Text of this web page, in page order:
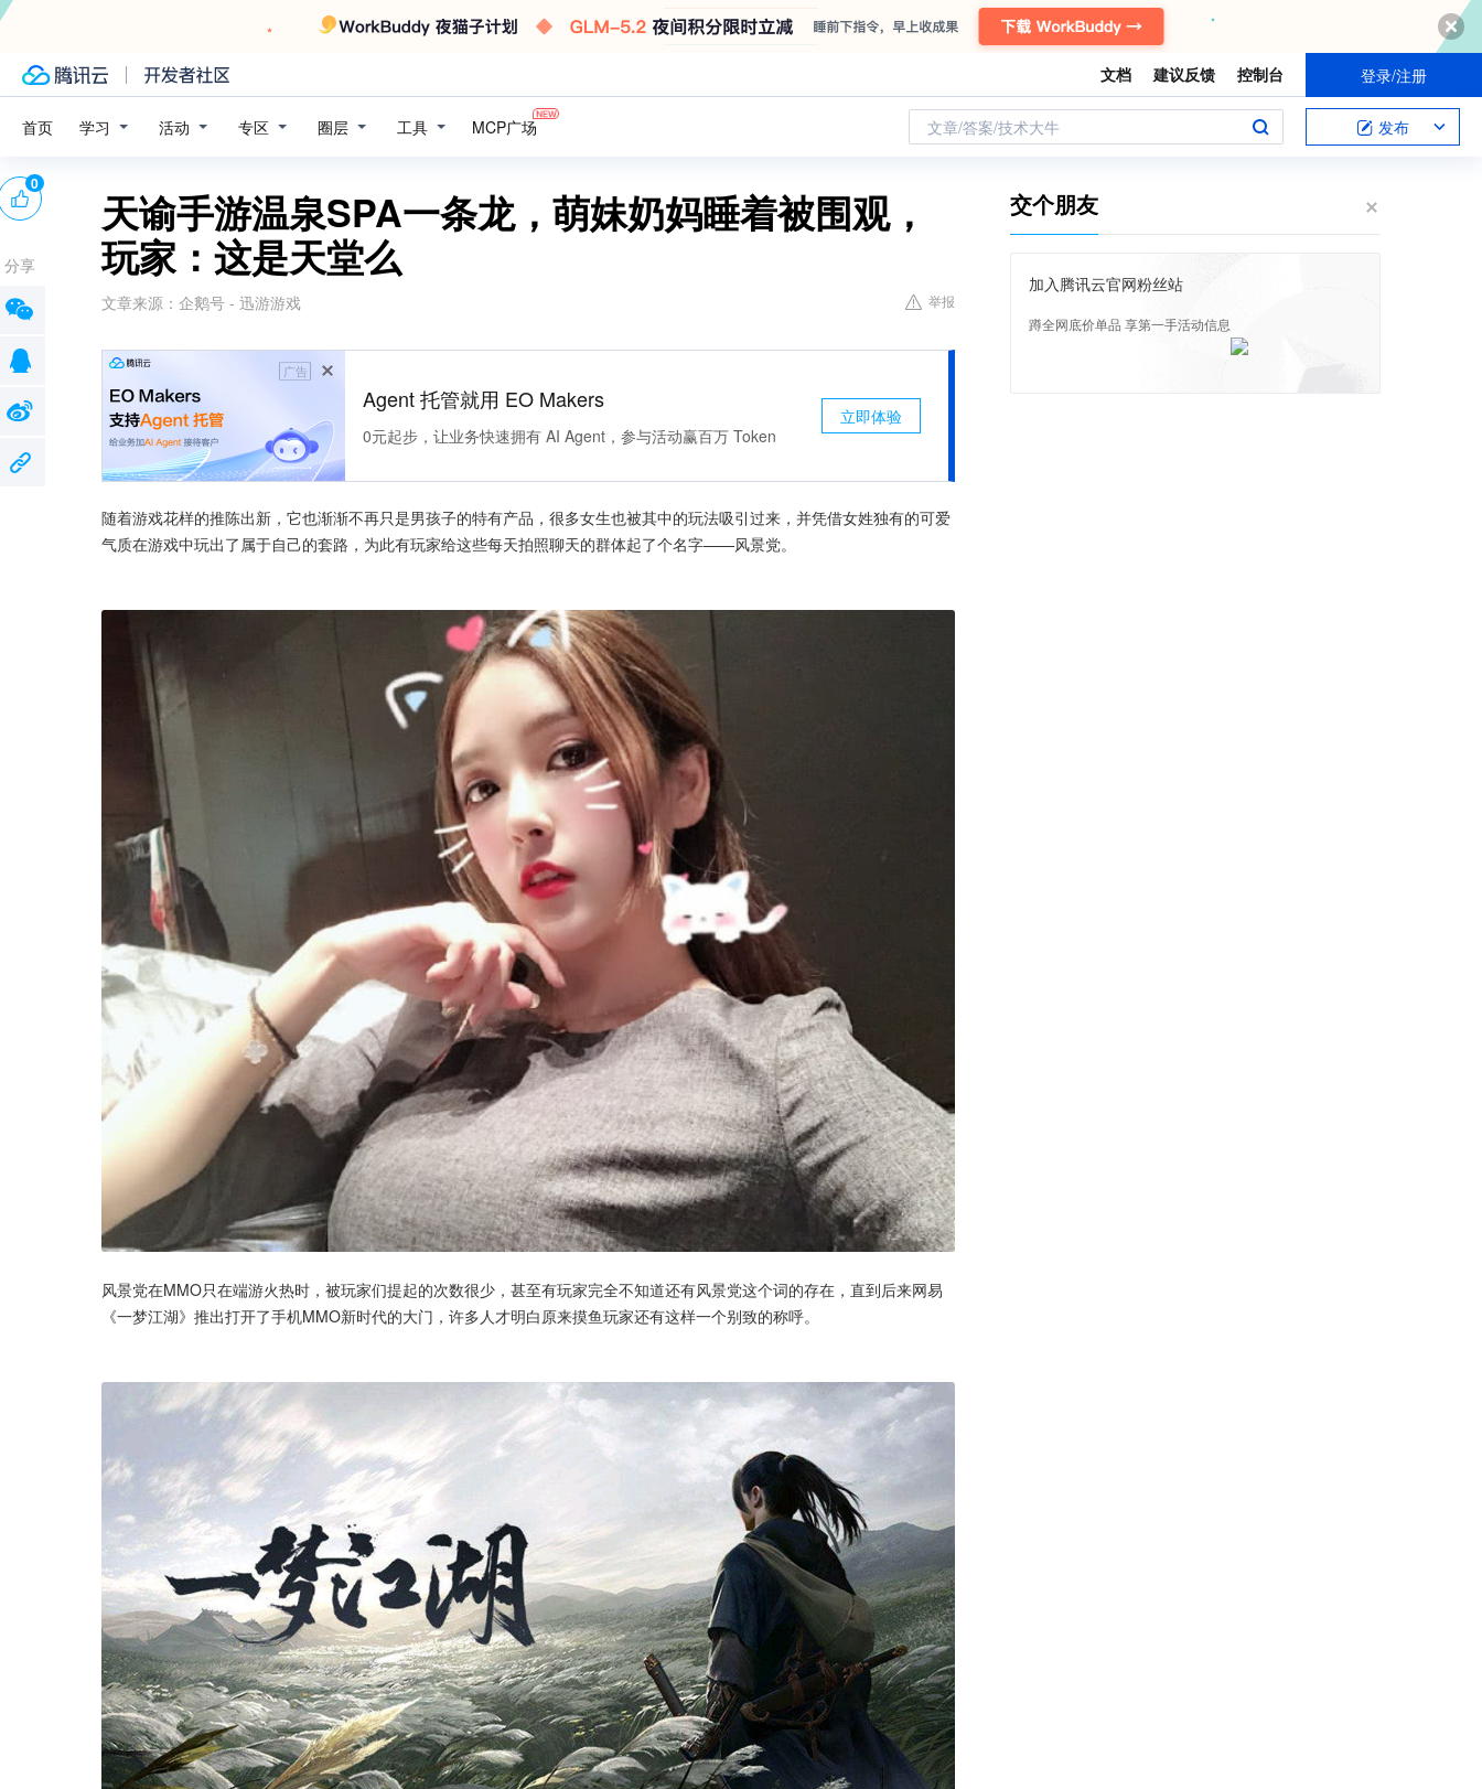
文档 建议反馈 控制台 登录/注册
首页 学习 活动 专区 圈层 工具 MCP广场 文章/答案/技术大牛 发布
天谕手游温泉SPA一条龙，萌妹奶妈睡着被围观，
玩家：这是天堂么
文章来源： 企鹅号 - 迅游游戏 举报
广告
Agent 托管就用 EO Makers
0元起步，让业务快速拥有 AI Agent，参与活动赢百万 Token
立即体验
随着游戏花样的推陈出新，它也渐渐不再只是男孩子的特有产品，很多女生也被其中的玩法吸引过来，并凭借女姓独有的可爱
气质在游戏中玩出了属于自己的套路，为此有玩家给这些每天拍照聊天的群体起了个名字——风景党。
风景党在MMO只在端游火热时，被玩家们提起的次数很少，甚至有玩家完全不知道还有风景党这个词的存在，直到后来网易
《一梦江湖》推出打开了手机MMO新时代的大门，许多人才明白原来摸鱼玩家还有这样一个别致的称呼。
0
分享
交个朋友
加入腾讯云官网粉丝站
蹲全网底价单品 享第一手活动信息